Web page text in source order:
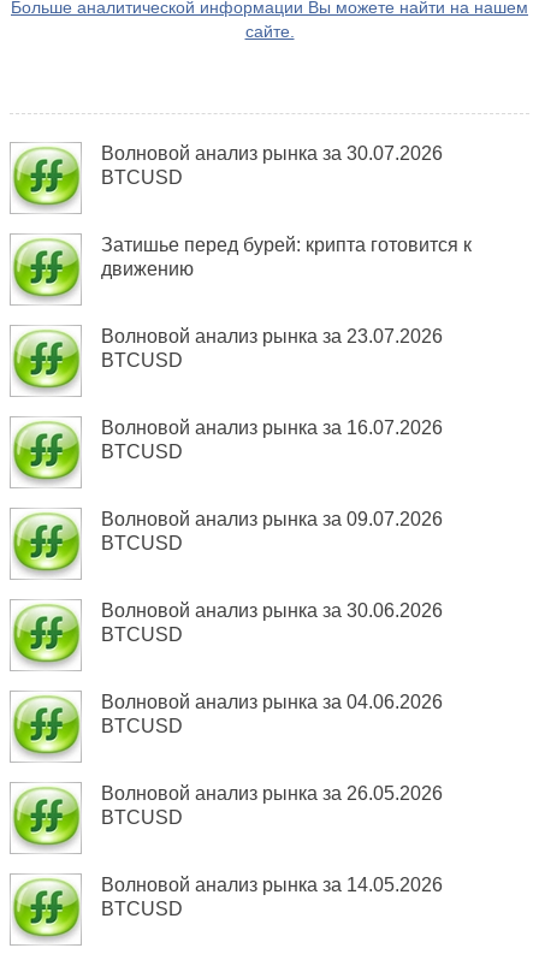
Больше аналитической информации Вы можете найти на нашем
сайте.
Волновой анализ рынка за 30.07.2026
BTCUSD
Затишье перед бурей: крипта готовится к
движению
Волновой анализ рынка за 23.07.2026
BTCUSD
Волновой анализ рынка за 16.07.2026
BTCUSD
Волновой анализ рынка за 09.07.2026
BTCUSD
Волновой анализ рынка за 30.06.2026
BTCUSD
Волновой анализ рынка за 04.06.2026
BTCUSD
Волновой анализ рынка за 26.05.2026
BTCUSD
Волновой анализ рынка за 14.05.2026
BTCUSD